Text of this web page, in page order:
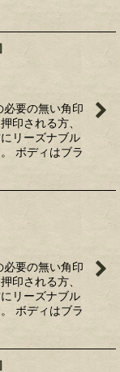
必要の無い角印
印される方、
リーズナブル
ボディはブラ
必要の無い角印
印される方、
リーズナブル
ボディはブラ